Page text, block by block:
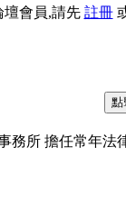
壇會員,請先 註冊
務所 擔任常年法